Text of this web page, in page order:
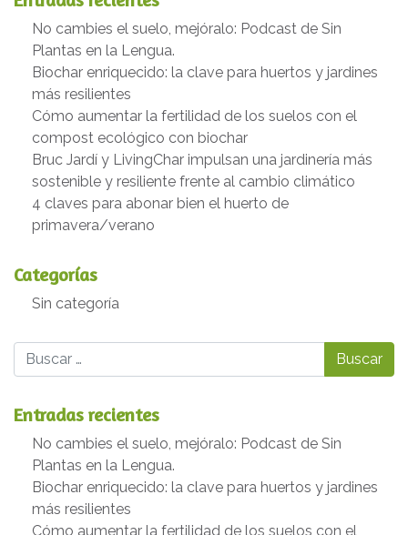
No cambies el suelo, mejóralo: Podcast de Sin
Plantas en la Lengua.
Biochar enriquecido: la clave para huertos y jardines
más resilientes
Cómo aumentar la fertilidad de los suelos con el
compost ecológico con biochar
Bruc Jardí y LivingChar impulsan una jardinería más
sostenible y resiliente frente al cambio climático
4 claves para abonar bien el huerto de
primavera/verano
Categorías
Sin categoría
Buscar
Entradas recientes
No cambies el suelo, mejóralo: Podcast de Sin
Plantas en la Lengua.
Biochar enriquecido: la clave para huertos y jardines
más resilientes
Cómo aumentar la fertilidad de los suelos con el